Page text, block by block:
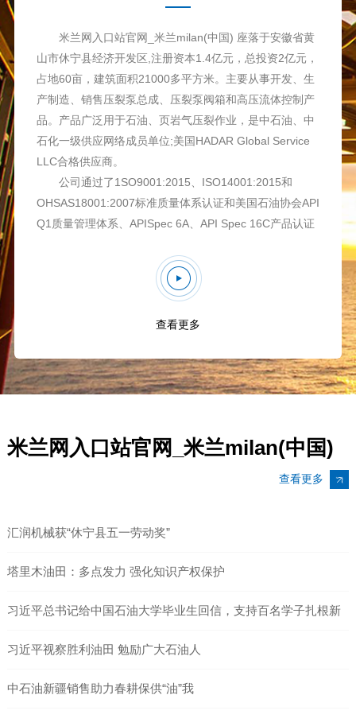
PROFILE
米兰网入口站官网_米兰milan(中国) 座落于安徽省黄
山市休宁县经济开发区,注册资本1.4亿元，总投资2亿元，
占地60亩，建筑面积21000多平方米。主要从事开发、生
产制造、销售压裂泵总成、压裂泵阀箱和高压流体控制产
品。产品广泛用于石油、页岩气压裂作业，是中石油、中
石化一级供应网络成员单位;美国HADAR Global Service
LLC合格供应商。
公司通过了1SO9001:2015、ISO14001:2015和
OHSAS18001:2007标准质量体系认证和美国石油协会API
Q1质量管理体系、APISpec 6A、API Spec 16C产品认证
公司秉承产品精益求精、管理追求卓越的理念;依托先
进的制造能力、严格的检验标准，不断创新，为客户提供
而不懈努力。 液力端产品服务于中石油西部钻探、长城钻
好评。 主体阀箱通过采用先进的冶炼技术、锻造工艺、独
特热处理工艺和现代化制造设备，每个产品均经过独立的
排量大寿命长等。 液力端总成主要由阀箱、阀体、阀座、
柱塞、柱塞垫圈、油环、弹簧座、压帽、压盖、弹簧、阀
查看更多
米兰网入口站官网_米兰milan(中国)
查看更多
汇润机械获“休宁县五一劳动奖”
塔里木油田：多点发力 强化知识产权保护
习近平总书记给中国石油大学毕业生回信，支持百名学子扎根新
疆建设西部
习近平视察胜利油田 勉励广大石油人
中石油新疆销售助力春耕保供“油”我